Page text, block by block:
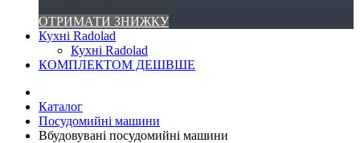
ОТРИМАТИ ЗНИЖКУ
Кухні Radolad
Кухні Radolad
КОМПЛЕКТОМ ДЕШВШЕ
Каталог
Посудомийні машини
Вбудовувані посудомийні машини